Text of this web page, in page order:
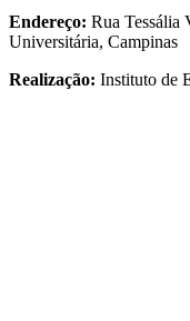
Endereço: Rua Tessália
Universitária, Campinas
Realização: Instituto de